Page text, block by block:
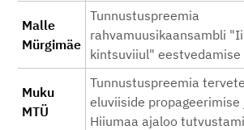
Malle
Mürgimäe
Tunnustuspreemia
rahvamuusikaansambli
kintsuviiul" eestvedamise
Muku
MTÜ
Tunnustuspreemia tervete
eluviiside propageerimise
Hiiumaa ajaloo